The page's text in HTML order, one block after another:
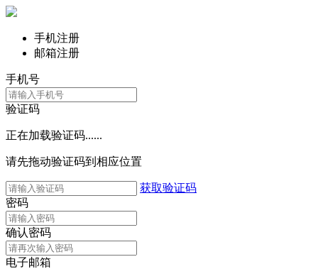
手机注册
邮箱注册
手机号
验证码
正在加载验证码......
请先拖动验证码到相应位置
获取验证码
密码
确认密码
电子邮箱